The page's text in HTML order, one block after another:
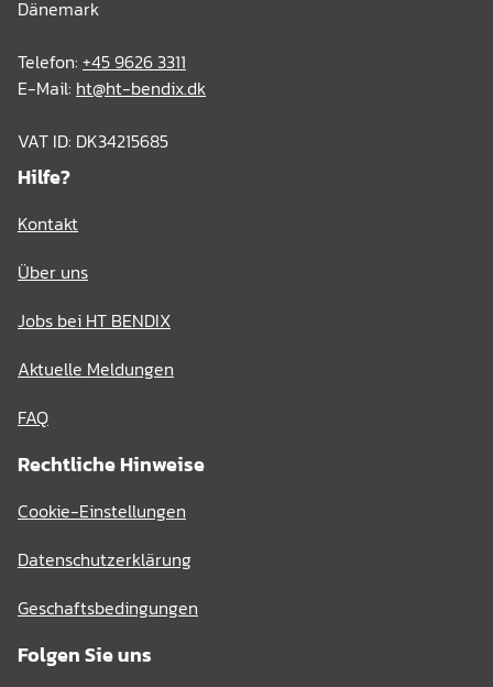
Dänemark
Telefon: +45 9626 3311
E-Mail: ht@ht-bendix.dk
VAT ID: DK34215685
Hilfe?
Kontakt
Über uns
Jobs bei HT BENDIX
Aktuelle Meldungen
FAQ
Rechtliche Hinweise
Cookie-Einstellungen
Datenschutzerklärung
Geschaftsbedingungen
Folgen Sie uns